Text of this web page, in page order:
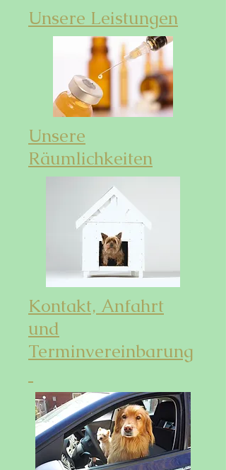
Unsere Leistungen
Unsere
Räumlichkeiten
Kontakt, Anfahrt
und
Terminvereinbarung